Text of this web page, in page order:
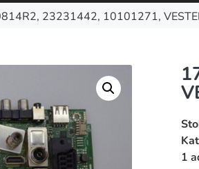
23231442, 10101271,
1